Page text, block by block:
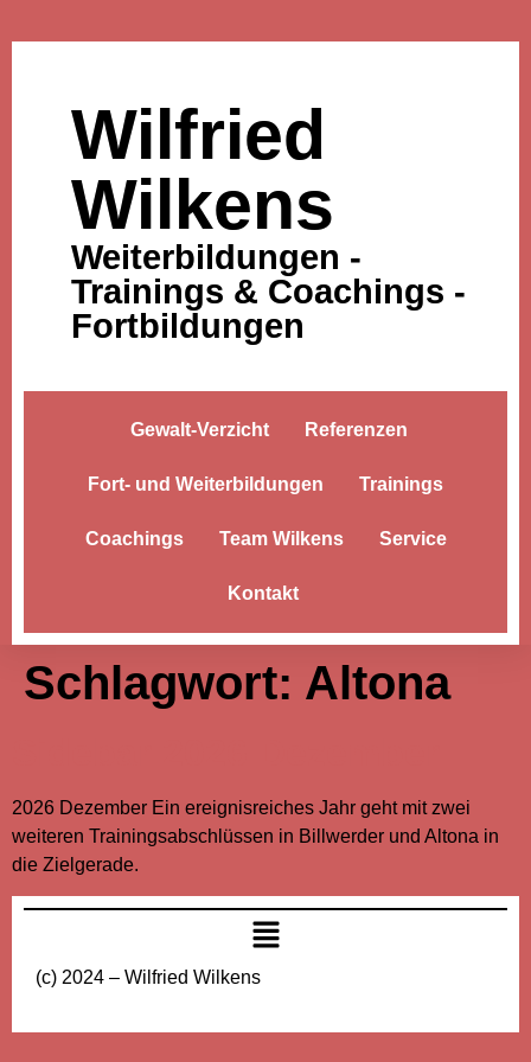
Wilfried
Wilkens
Weiterbildungen -
Trainings & Coachings -
Fortbildungen
Gewalt-Verzicht Referenzen
Fort- und Weiterbildungen Trainings
Coachings Team Wilkens Service
Kontakt
Schlagwort: Altona
2026 Dezember Ein ereignisreiches Jahr geht mit zwei
weiteren Trainingsabschlüssen in Billwerder und Altona in
die Zielgerade.
(c) 2024 – Wilfried Wilkens